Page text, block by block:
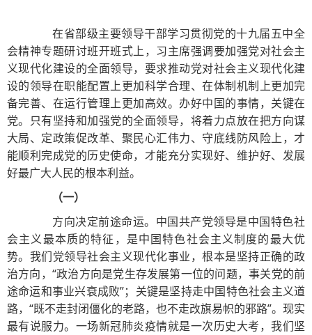
在省部级主要领导干部学习贯彻党的十九届五中全
会精神专题研讨班开班式上，习主席强调要加强党对社会主
义现代化建设的全面领导，要求推动党对社会主义现代化建
设的领导在职能配置上更加科学合理、在体制机制上更加完
备完善、在运行管理上更加高效。办好中国的事情，关键在
党。只有坚持和加强党的全面领导，将着力点放在把方向谋
大局、定政策促改革、聚民心汇伟力、守底线防风险上，才
能顺利完成党的历史使命，才能充分实现好、维护好、发展
好最广大人民的根本利益。
（一）
方向决定前途命运。中国共产党领导是中国特色社
会主义最本质的特征，是中国特色社会主义制度的最大优
势。我们党领导社会主义现代化事业，根本是坚持正确的政
治方向，“政治方向是党生存发展第一位的问题，事关党的前
途命运和事业兴衰成败”；关键是坚持走中国特色社会主义道
路，“既不走封闭僵化的老路，也不走改旗易帜的邪路”。现实
最有说服力。一场新冠肺炎疫情就是一次历史大考，我们坚